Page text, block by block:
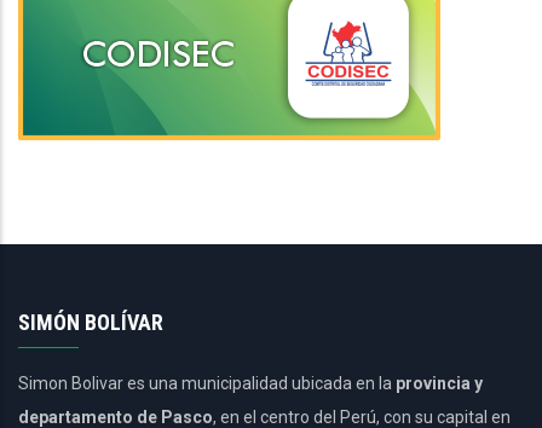
SIMÓN BOLÍVAR
Simon Bolivar es una municipalidad ubicada en la provincia y
departamento de Pasco, en el centro del Perú, con su capital en